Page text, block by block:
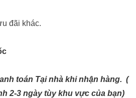
đãi khác.
toán Tại nhà khi nhận hàng. (
2-3 ngày tùy khu vực của bạn)